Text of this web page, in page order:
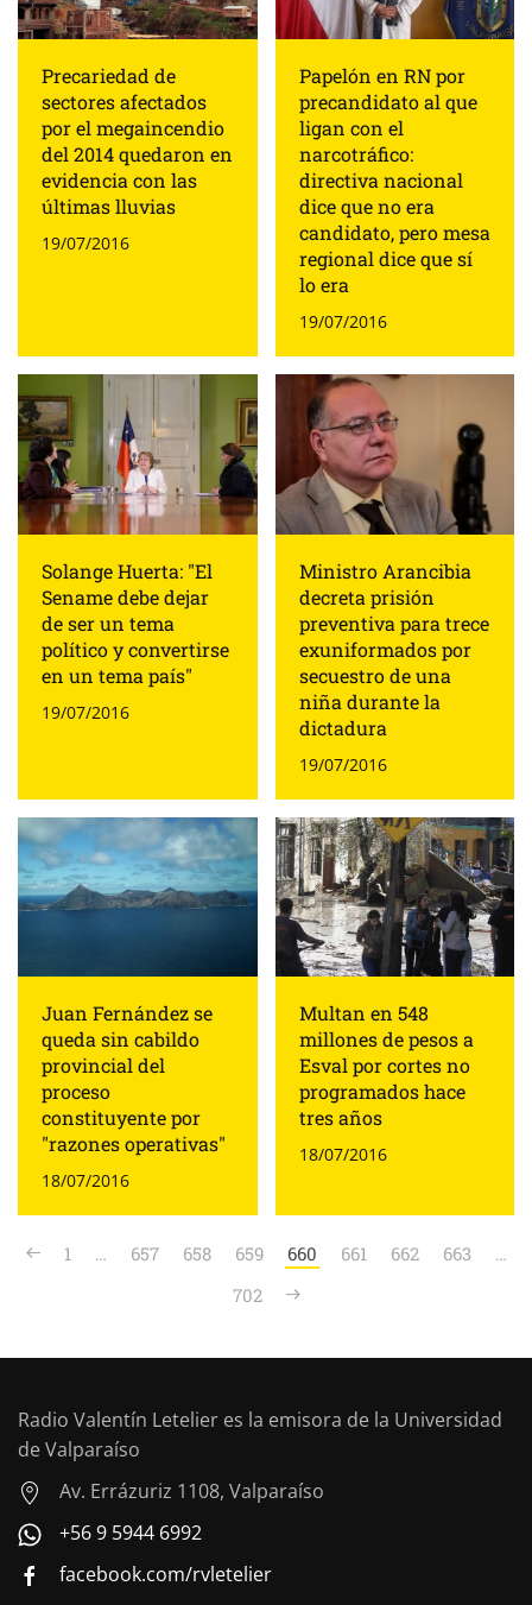
Precariedad de
sectores afectados
por el megaincendio
del 2014 quedaron en
evidencia con las
últimas lluvias
19/07/2016
Papelón en RN por
precandidato al que
ligan con el
narcotráfico:
directiva nacional
dice que no era
candidato, pero mesa
regional dice que sí
lo era
19/07/2016
Solange Huerta: "El
Sename debe dejar
de ser un tema
político y convertirse
en un tema país"
19/07/2016
Ministro Arancibia
decreta prisión
preventiva para trece
exuniformados por
secuestro de una
niña durante la
dictadura
19/07/2016
Juan Fernández se
queda sin cabildo
provincial del
proceso
constituyente por
"razones operativas"
18/07/2016
Multan en 548
millones de pesos a
Esval por cortes no
programados hace
tres años
18/07/2016
1 … 657 658 659 660 661 662 663
…
702
Radio Valentín Letelier es la emisora de la Universidad
de Valparaíso
Av. Errázuriz 1108, Valparaíso
+56 9 5944 6992
facebook.com/rvletelier